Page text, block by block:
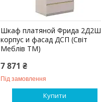
Шкаф платяной Фрида 2Д2Ш
корпус и фасад ДСП (Світ
Меблів TM)
7 871 ₴
Під замовлення
Купити